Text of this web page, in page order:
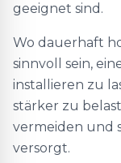
geeignet sind.
Wo dauerhaft
sinnvoll sein,
installieren zu
stärker zu
vermeiden und
versorgt.